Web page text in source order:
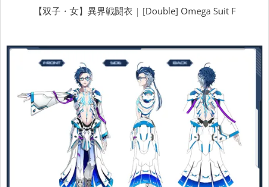
【双子・女】異界戦闘衣 | [Double] Omega Suit F